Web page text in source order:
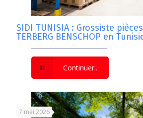
SIDI TUNISIA : Grossiste
TERBERG BENSCHOP en
Continuer...
7 mai 2026